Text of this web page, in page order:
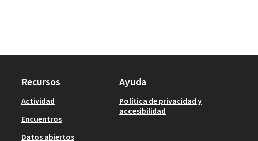
Recursos
Actividad
Encuentros
Datos abiertos
Ayuda
Política de privacidad y
accesibilidad